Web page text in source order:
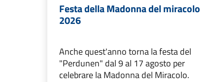
Festa della Madonna del miracolo
2026
Anche quest'anno torna la festa del
"Perdunen" dal 9 al 17 agosto per
celebrare la Madonna del Miracolo.